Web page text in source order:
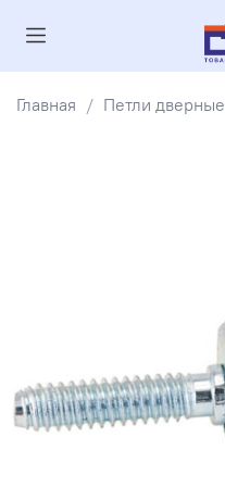
Главная Петли дверные